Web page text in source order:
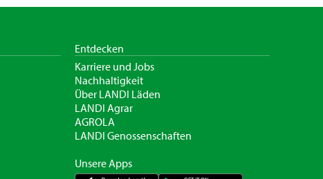
Entdecken
Karriere und Jobs
Nachhaltigkeit
Über LANDI Läden
LANDI Agrar
AGROLA
LANDI Genossenschaften
Unsere Apps